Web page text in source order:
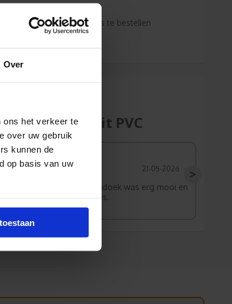
Over
ons het verkeer te
over uw gebruik
kunnen de
op basis van uw
raden jou aan bij ons te bestellen
reviews)
Frontlit PVC
27-05-2026 21-05-2026
Het spandoek was erg mooi en
erg netjes.
>